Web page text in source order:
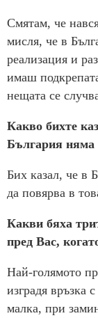
Смятам, че
мисля, че в
реализация и
имаш
нещата се
Какво бихте
България няма
Бих казал, че в
да повярва в
Какви бяха
пред Вас,
Най-голямото
изградя връзка
малка, при